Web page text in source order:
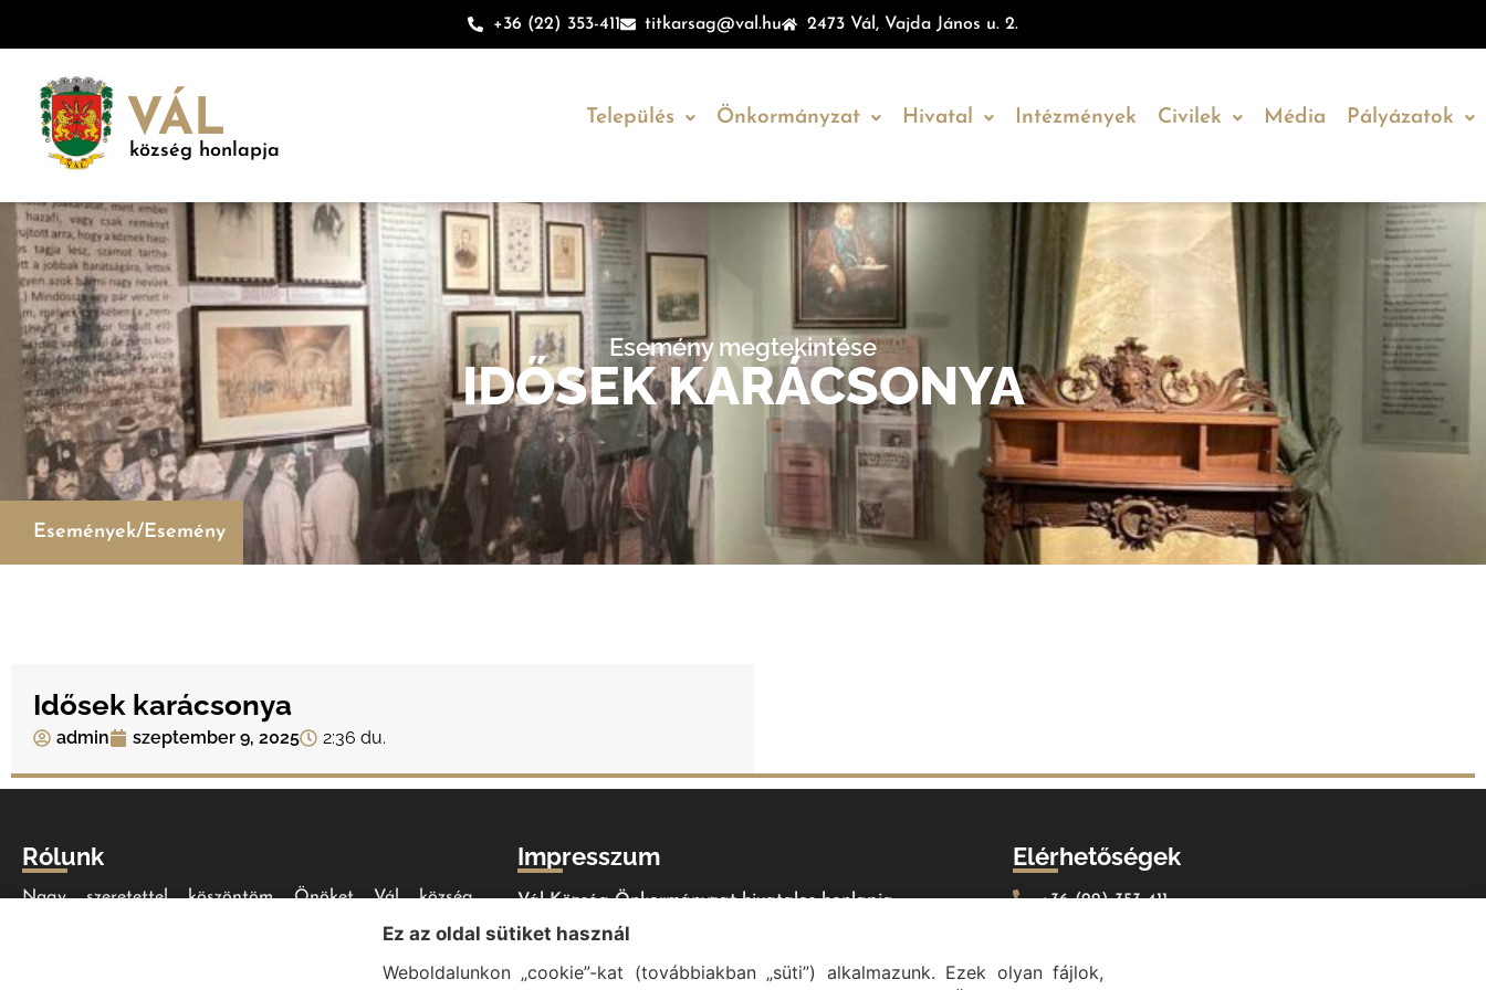
+36 (22) 353-411 titkarsag@val.hu 2473 Vál, Vajda János u. 2.
VÁL
község honlapja
Település Önkormányzat Hivatal Intézmények Civilek Média Pályázatok
Esemény megtekintése
IDŐSEK KARÁCSONYA
Események/Esemény
Idősek karácsonya
admin szeptember 9, 2025 2:36 du.
Rólunk
Nagy szeretettel köszöntöm Önöket Vál község
honlapján. Bízom benne, hogy minden szükséges
portálon, akár helyi lakosként, akár érdeklődőként
Impresszum
Vál Község Önkormányzat hivatalos honlapja
Vál Község Önkormányzat © 1996 - 2020
Adószám: 15727079-2-07
Elérhetőségek
+36 (22) 353-411
Vál Község Önkormányzata 2473 Vál, Vajda János u.
Ez az oldal sütiket használ
Weboldalunkon „cookie”-kat (továbbiakban „süti”) alkalmazunk. Ezek olyan fájlok,